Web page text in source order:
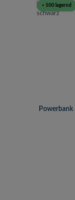
> 500 lagernd